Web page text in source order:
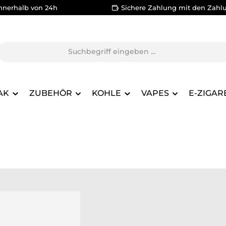
von 24h Sichere Zahlung mit den
ZUBEHÖR KOHLE VAPES E-